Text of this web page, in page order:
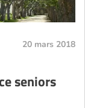
20 mars 2018
seniors